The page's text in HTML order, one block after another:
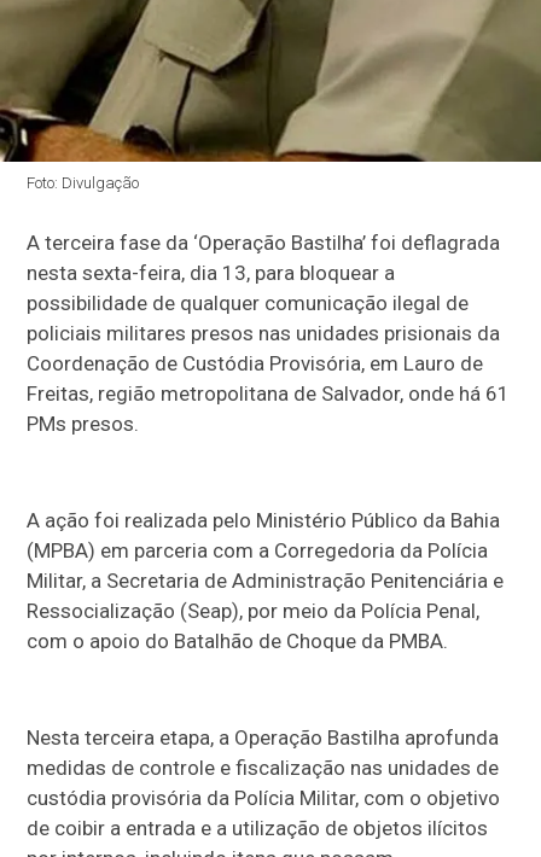
Foto: Divulgação
A terceira fase da ‘Operação Bastilha’ foi deflagrada
nesta sexta-feira, dia 13, para bloquear a
possibilidade de qualquer comunicação ilegal de
policiais militares presos nas unidades prisionais da
Coordenação de Custódia Provisória, em Lauro de
Freitas, região metropolitana de Salvador, onde há 61
PMs presos.
A ação foi realizada pelo Ministério Público da Bahia
(MPBA) em parceria com a Corregedoria da Polícia
Militar, a Secretaria de Administração Penitenciária e
Ressocialização (Seap), por meio da Polícia Penal,
com o apoio do Batalhão de Choque da PMBA.
Nesta terceira etapa, a Operação Bastilha aprofunda
medidas de controle e fiscalização nas unidades de
custódia provisória da Polícia Militar, com o objetivo
de coibir a entrada e a utilização de objetos ilícitos